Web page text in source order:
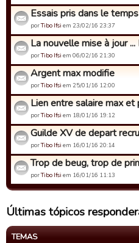
Essais pris dans le
porTibo Ifsi em 23/02/16 23:37
La nouvelle mise à jour ...
porTibo Ifsi em 06/02/16 21:30
Argent max modifie
porTibo Ifsi em 25/01/16 12:00
Lien entre salaire max et
porTibo Ifsi em 18/01/16 19:12
Guilde XV de depart
porTibo Ifsi em 16/01/16 20:14
Trop de beug, trop de
porTibo Ifsi em 16/01/16 11:13
Últimas tópicos
TEMAS